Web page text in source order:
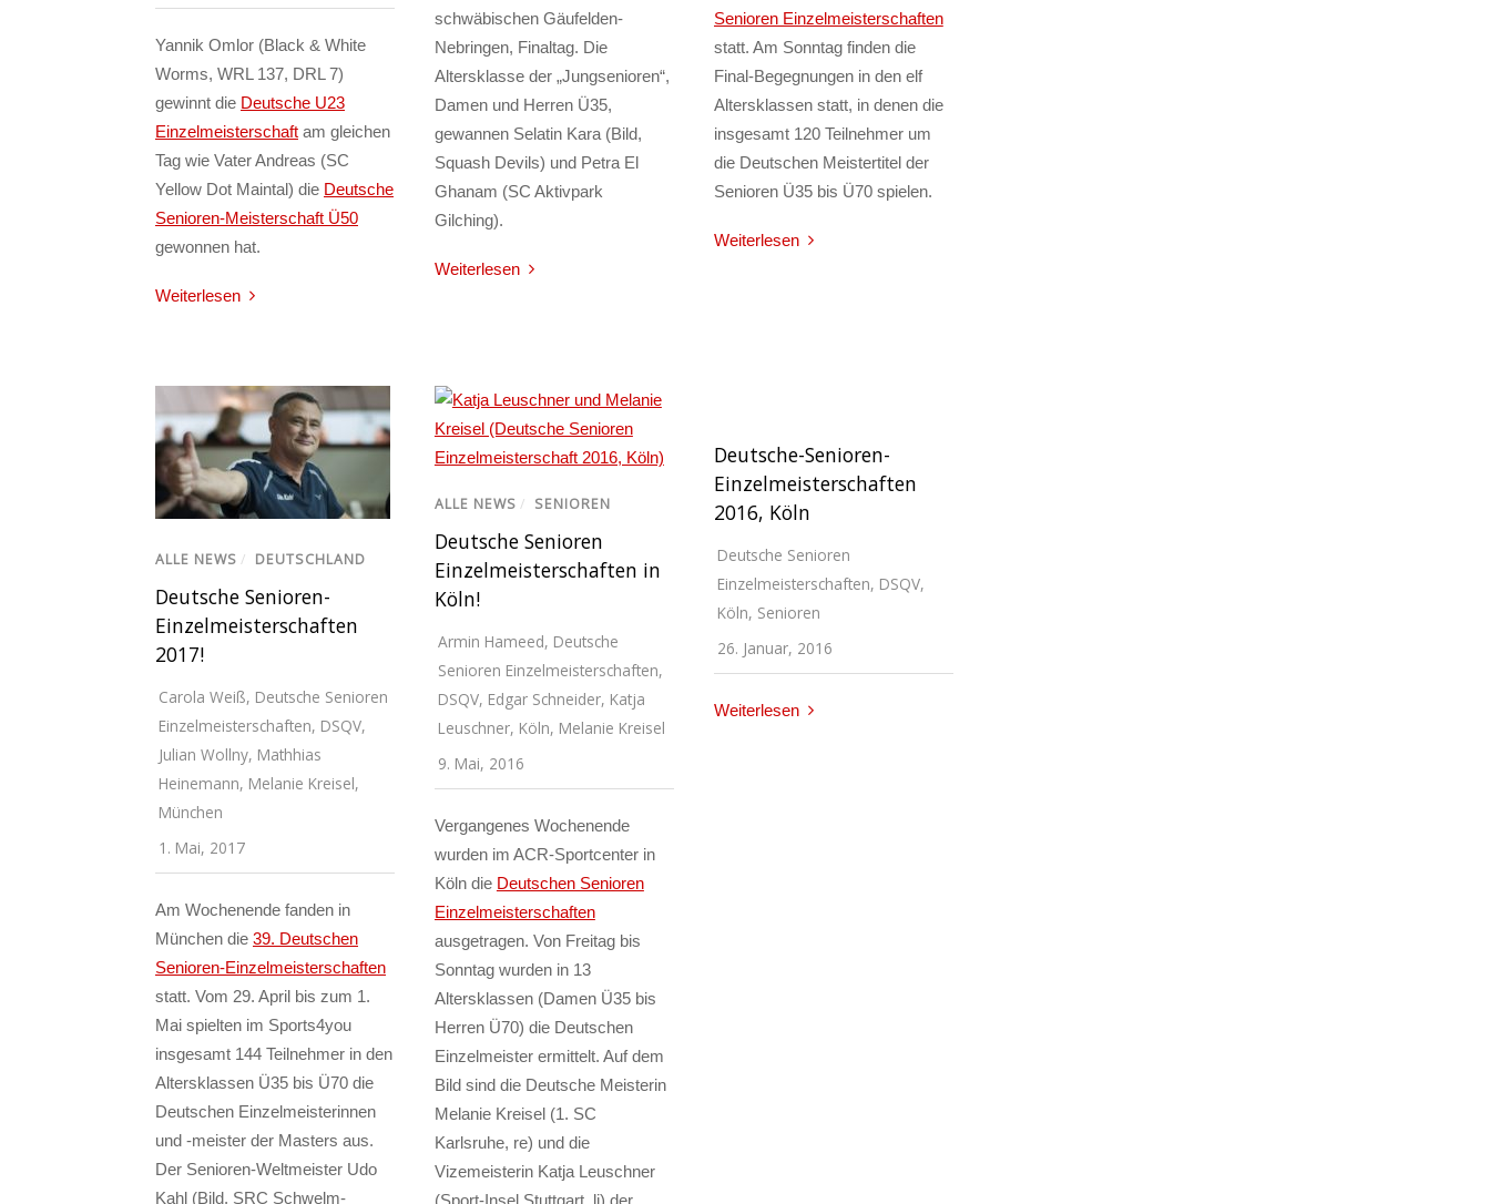
Yannik Omlor (Black & White
Worms, WRL 137, DRL 7)
gewinnt die Deutsche U23
Einzelmeisterschaft am gleichen
Tag wie Vater Andreas (SC
Yellow Dot Maintal) die Deutsche
Senioren-Meisterschaft Ü50
gewonnen hat.
Weiterlesen
schwäbischen Gäufelden-
Nebringen, Finaltag. Die
Altersklasse der „Jungsenioren“,
Damen und Herren Ü35,
gewannen Selatin Kara (Bild,
Squash Devils) und Petra El
Ghanam (SC Aktivpark
Gilching).
Weiterlesen
Senioren Einzelmeisterschaften
statt. Am Sonntag finden die
Final-Begegnungen in den elf
Altersklassen statt, in denen die
insgesamt 120 Teilnehmer um
die Deutschen Meistertitel der
Senioren Ü35 bis Ü70 spielen.
Weiterlesen
ALLE NEWS / DEUTSCHLAND
Deutsche Senioren-
Einzelmeisterschaften
2017!
Carola Weiß, Deutsche Senioren
Einzelmeisterschaften, DSQV,
Julian Wollny, Mathhias
Heinemann, Melanie Kreisel,
München
1. Mai, 2017
Am Wochenende fanden in
München die 39. Deutschen
Senioren-Einzelmeisterschaften
statt. Vom 29. April bis zum 1.
Mai spielten im Sports4you
insgesamt 144 Teilnehmer in den
Altersklassen Ü35 bis Ü70 die
Deutschen Einzelmeisterinnen
und -meister der Masters aus.
Der Senioren-Weltmeister Udo
Kahl (Bild, SRC Schwelm-
ALLE NEWS / SENIOREN
Deutsche Senioren
Einzelmeisterschaften in
Köln!
Armin Hameed, Deutsche
Senioren Einzelmeisterschaften,
DSQV, Edgar Schneider, Katja
Leuschner, Köln, Melanie Kreisel
9. Mai, 2016
Vergangenes Wochenende
wurden im ACR-Sportcenter in
Köln die Deutschen Senioren
Einzelmeisterschaften
ausgetragen. Von Freitag bis
Sonntag wurden in 13
Altersklassen (Damen Ü35 bis
Herren Ü70) die Deutschen
Einzelmeister ermittelt. Auf dem
Bild sind die Deutsche Meisterin
Melanie Kreisel (1. SC
Karlsruhe, re) und die
Vizemeisterin Katja Leuschner
Deutsche-Senioren-
Einzelmeisterschaften
2016, Köln
Deutsche Senioren
Einzelmeisterschaften, DSQV,
Köln, Senioren
26. Januar, 2016
Weiterlesen